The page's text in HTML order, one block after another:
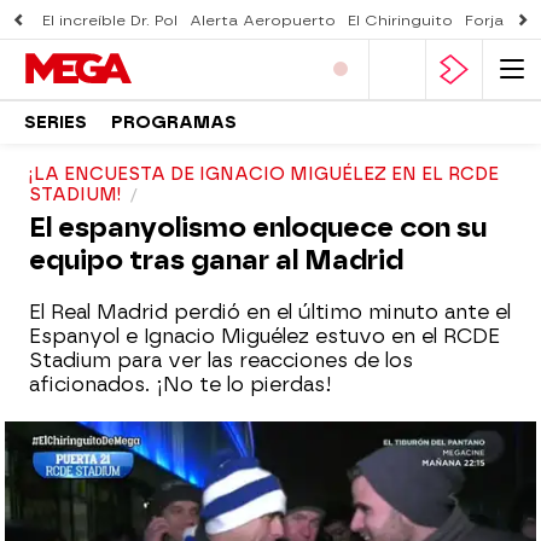
El increíble Dr. Pol Alerta Aeropuerto El Chiringuito Forjado
SERIES PROGRAMAS
¡LA ENCUESTA DE IGNACIO MIGUÉLEZ EN EL RCDE
STADIUM!
El espanyolismo enloquece con su
equipo tras ganar al Madrid
El Real Madrid perdió en el último minuto ante el
Espanyol e Ignacio Miguélez estuvo en el RCDE
Stadium para ver las reacciones de los
aficionados. ¡No te lo pierdas!